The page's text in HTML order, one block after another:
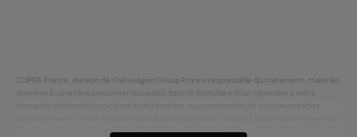
CUPRA France, division de Volkswagen Group France responsable du traitement, traite les
données à caractère personnel recueillies dans ce formulaire pour répondre à votre
offres commerciales et nos actualités à des fins marketing.